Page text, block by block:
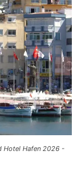
Hotel Hafen 2026 -